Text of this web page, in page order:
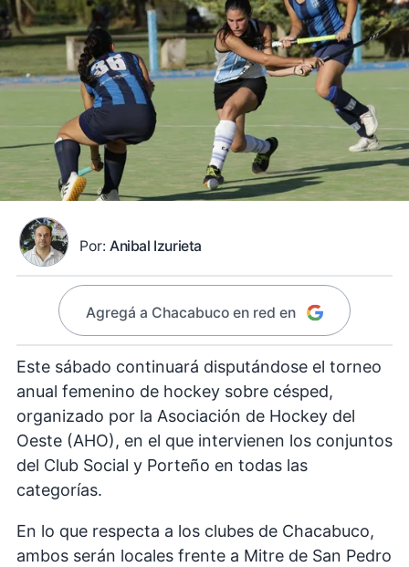
Por: Anibal Izurieta
Agregá a Chacabuco en red en
Este sábado continuará disputándose el torneo
anual femenino de hockey sobre césped,
organizado por la Asociación de Hockey del
Oeste (AHO), en el que intervienen los conjuntos
del Club Social y Porteño en todas las
categorías.
En lo que respecta a los clubes de Chacabuco,
ambos serán locales frente a Mitre de San Pedro